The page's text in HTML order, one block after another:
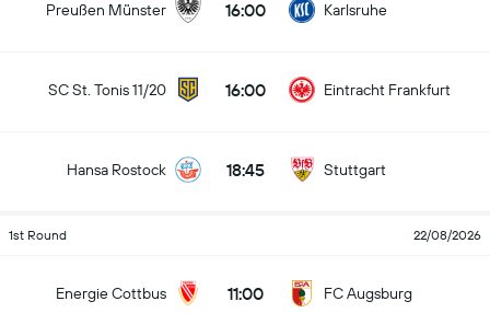
Preußen Münster 16:00 Karlsruhe
SC St. Tonis 11/20 16:00 Eintracht Frankfurt
Hansa Rostock 18:45 Stuttgart
1st Round 22/08/2026
Energie Cottbus 11:00 FC Augsburg